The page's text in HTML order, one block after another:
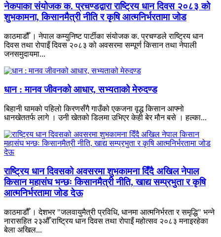
नेकपाका संयोजक क. प्रचण्डद्वारा राष्ट्रिय धान दिवस २०८३ को
शुभकामना, किसानमैत्री नीति र कृषि आत्मनिर्भरतामा जोड
काठमाडौँ । नेपाल कम्युनिष्ट पार्टीका संयोजक क. प्रचण्डले राष्ट्रिय धान
दिवस तथा रोपाइँ दिवस २०८३ को अवसरमा सम्पूर्ण किसान तथा नेपाली
जनसमुदायमा...
धान : मानव जीवनको आधार, सभ्यताको मेरुदण्ड
बिहानी घामको पहिलो किरणसँगै गाउँको एकजना वृद्ध किसान आफ्नो
धानखेततर्फ लागे । उनी खेतको डिलमा उभिएर केही बेर मौन बसे । हल्का...
राष्ट्रिय धान दिवसको अवसरमा शुभकामना दिँदै अखिल नेपाल
किसान महासंघ भन्छः किसानमैत्री नीति, खाद्य सम्प्रभुता र कृषि
आत्मनिर्भरतामा जोड देऊ
काठमाडौँ । देशभर "जलवायुमैत्री प्रविधि, धानमा आत्मनिर्भरता र समृद्धि" भन्ने
नारासहित २३औँ राष्ट्रिय धान दिवस तथा रोपाइँ महोत्सव २०८३ मनाइरहेका
बेला अखिल...